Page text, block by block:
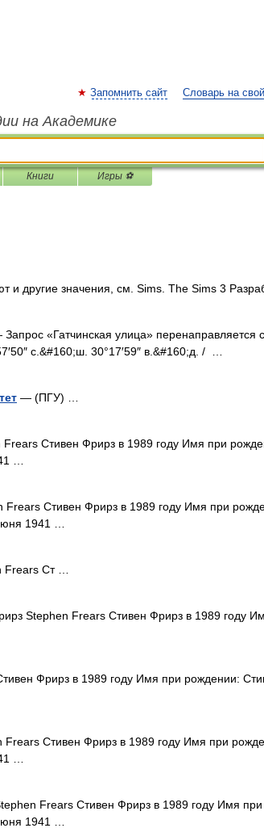
Запомнить сайт Словарь на
на Академике
Книги Игры ⚽
и другие значения, см. Sims. The Sims 3
«Гатчинская улица» перенаправляется
с.&#160;ш. 30°17′59″ в.&#160;д. / …
— (ПГУ) …
Стивен Фрирз в 1989 году Имя при
…
Стивен Фрирз в 1989 году Имя при
1941 …
Ст …
Stephen Frears Стивен Фрирз в 1989 году
Фрирз в 1989 году Имя при рождении:
Стивен Фрирз в 1989 году Имя при
…
Frears Стивен Фрирз в 1989 году Имя
1941 …